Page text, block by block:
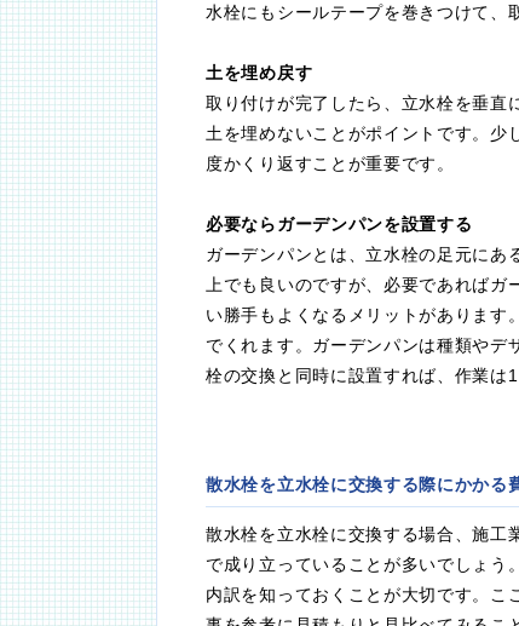
水栓にもシールテープを巻きつけて、
土を埋め戻す
取り付けが完了したら、立水栓を垂直
土を埋めないことがポイントです。少
度かくり返すことが重要です。
必要ならガーデンパンを設置する
ガーデンパンとは、立水栓の足元にあ
上でも良いのですが、必要であれば
い勝手もよくなるメリットがあります
でくれます。ガーデンパンは種類やデ
栓の交換と同時に設置すれば、作業は1
散水栓を立水栓に交換する際にかかる
散水栓を立水栓に交換する場合、施工
で成り立っていることが多いでしょう
内訳を知っておくことが大切です。こ